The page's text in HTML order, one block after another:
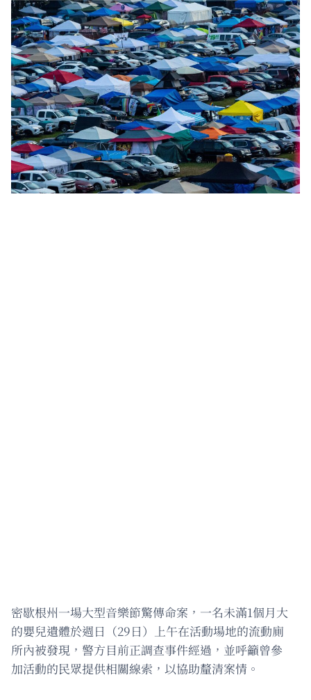
密歇根州一場大型音樂節驚傳命案，一名未滿1個月大
的嬰兒遺體於週日（29日）上午在活動場地的流動廁
所內被發現，警方目前正調查事件經過，並呼籲曾參
加活動的民眾提供相關線索，以協助釐清案情。